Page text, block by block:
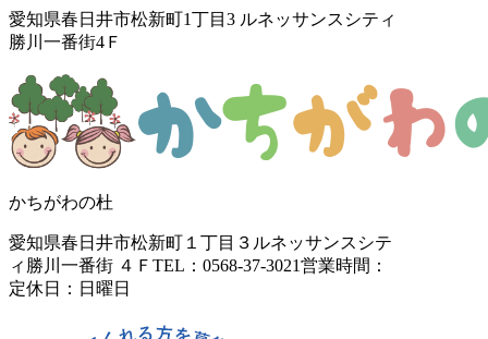
愛知県春日井市松新町1丁目3 ルネッサンスシティ
勝川一番街4Ｆ
かちがわの杜
愛知県春日井市松新町１丁目３ ルネッサンスシテ
ィ勝川一番街 ４Ｆ TEL：0568-37-3021営業時間：
定休日：日曜日